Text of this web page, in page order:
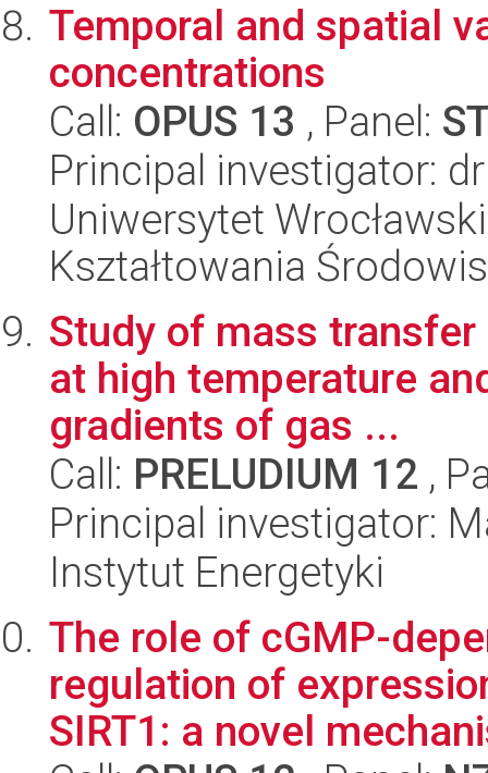
Temporal and spatial
concentrations
Call: OPUS 13 , Panel:
Principal investigator:
Uniwersytet
Kształtowania
Study of mass
at high temperature
gradients of gas ...
Call: PRELUDIUM 12 ,
Principal investigator:
Instytut Energetyki
The role of cGMP-
regulation of
SIRT1: a novel